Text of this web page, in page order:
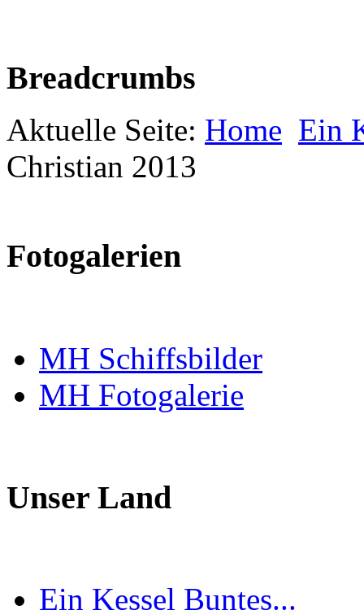
Breadcrumbs
Aktuelle Seite: Home Ein
Christian 2013
Fotogalerien
MH Schiffsbilder
MH Fotogalerie
Unser Land
Ein Kessel Buntes...